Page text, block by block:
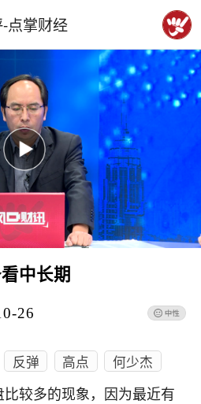
点掌财经
中长期
26
反弹 高点 何少杰
较多的现象，因为最近有